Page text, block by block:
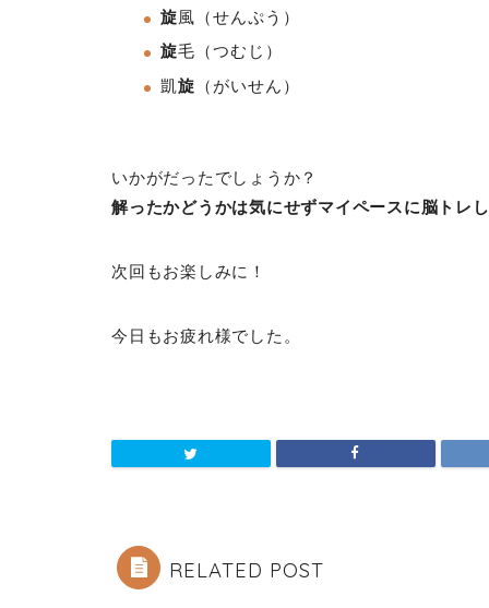
旋風 （せんぷう）
旋毛（つむじ ）
凱旋 （がいせん）
いかがだったでしょうか？
解ったかどうかは気にせずマイペースに脳トレし
次回もお楽しみに！
今日もお疲れ様でした。
RELATED POST